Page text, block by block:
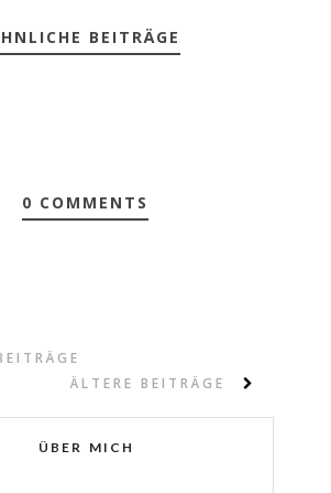
BEITRÄGE
0 COMMENTS
ÄLTERE BEITRÄGE
ÜBER MICH